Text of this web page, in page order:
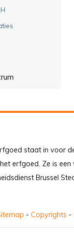
staat in voor
erfgoed. Ze is
Brussel
- Copyrights -